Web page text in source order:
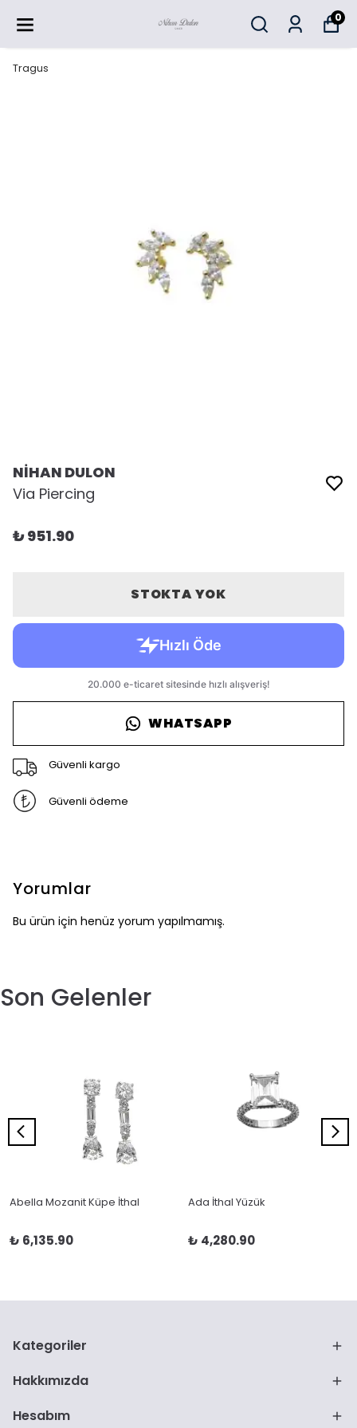
0
Tragus
NİHAN DULON
Via Piercing
₺ 951.90
STOKTA YOK
WHATSAPP
Güvenli kargo
Güvenli ödeme
Yorumlar
Bu ürün için henüz yorum yapılmamış.
Son Gelenler
Abella Mozanit Küpe İthal
₺ 6,135.90
Ada İthal Yüzük
₺ 4,280.90
Kategoriler
Hakkımızda
Hesabım